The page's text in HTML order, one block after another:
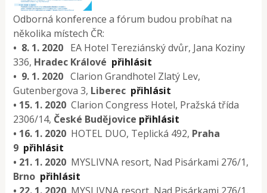
Odborná konference a fórum budou probíhat na
několika místech ČR:
• 8. 1. 2020 EA Hotel Tereziánský dvůr, Jana Koziny
336, Hradec Králové přihlásit
• 9. 1. 2020 Clarion Grandhotel Zlatý Lev,
Gutenbergova 3, Liberec přihlásit
• 15. 1. 2020 Clarion Congress Hotel, Pražská třída
2306/14, České Budějovice přihlásit
• 16. 1. 2020 HOTEL DUO, Teplická 492, Praha
9 přihlásit
• 21. 1. 2020 MYSLIVNA resort, Nad Pisárkami 276/1,
Brno přihlásit